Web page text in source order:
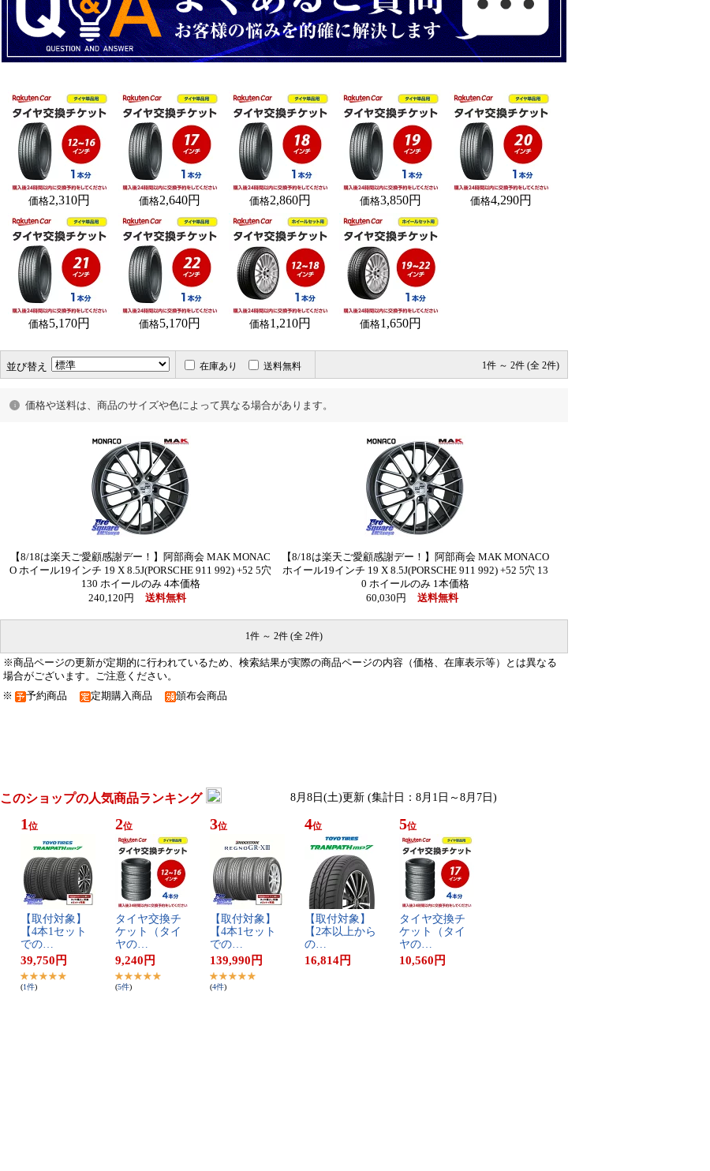
価格2,310円 価格2,640円 価格2,860円 価格3,850円 価格4,290円
価格5,170円 価格5,170円 価格1,210円 価格1,650円
並び替え 在庫あり 送料無料 1件 ～ 2件 (全 2件)
価格や送料は、商品のサイズや色によって異なる場合があります。
【8/18は楽天ご愛顧感謝デー！】阿部商会 MAK MONAC
O ホイール19インチ 19 X 8.5J(PORSCHE 911 992) +52 5穴
130 ホイールのみ 4本価格
240,120円
送料無料
【8/18は楽天ご愛顧感謝デー！】阿部商会 MAK MONACO
ホイール19インチ 19 X 8.5J(PORSCHE 911 992) +52 5穴 13
0 ホイールのみ 1本価格
60,030円
送料無料
1件 ～ 2件 (全 2件)
※商品ページの更新が定期的に行われているため、検索結果が実際の商品ページの内容（価格、在庫表示等）とは異なる
場合がございます。ご注意ください。
※ 予約商品 定期購入商品 頒布会商品
このショップの人気商品ランキング 8月8日(土)更新 (集計日：8月1日～8月7日)
1 位
【​取​付​対​象​】​
【​4​本​1​セ​ッ​ト​
で​の​…
39,750 円
(1件)
2位
タ​イ​ヤ​交​換​チ​
ケ​ッ​ト​（​タ​イ​
ヤ​の​…
9,240 円
(5件)
3位
【​取​付​対​象​】​
【​4​本​1​セ​ッ​ト​
で​の​…
139,990 円
(4件)
4位
【​取​付​対​象​】​
【​2​本​以​上​か​ら​
の​…
16,814円
5位
タ​イ​ヤ​交​換​チ​
ケ​ッ​ト​（​タ​イ​
ヤ​の​…
10,560 円